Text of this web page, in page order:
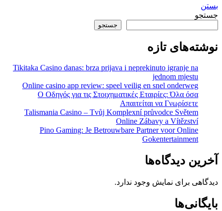
بستن
جستجو
جستجو
نوشته‌های تازه
Tikitaka Casino danas: brza prijava i neprekinuto igranje na
jednom mjestu
Online casino app review: speel veilig en snel onderweg
Ο Οδηγός για τις Στοιχηματικές Εταιρίες: Όλα όσα
Απαιτείται να Γνωρίσετε
Talismania Casino – Tvůj Komplexní průvodce Světem
Online Zábavy a Vítězství
Pino Gaming: Je Betrouwbare Partner voor Online
Gokentertainment
آخرین دیدگاه‌ها
دیدگاهی برای نمایش وجود ندارد.
بایگانی‌ها